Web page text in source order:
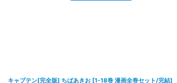
キャプテン[完全版] ちばあきお [1-18巻 漫画全巻セット/完結]